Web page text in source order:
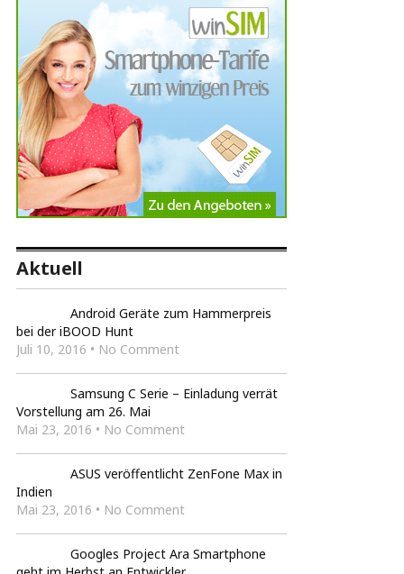
Aktuell
Android Geräte zum Hammerpreis
bei der iBOOD Hunt
Juli 10, 2016 • No Comment
Samsung C Serie – Einladung verrät
Vorstellung am 26. Mai
Mai 23, 2016 • No Comment
ASUS veröffentlicht ZenFone Max in
Indien
Mai 23, 2016 • No Comment
Googles Project Ara Smartphone